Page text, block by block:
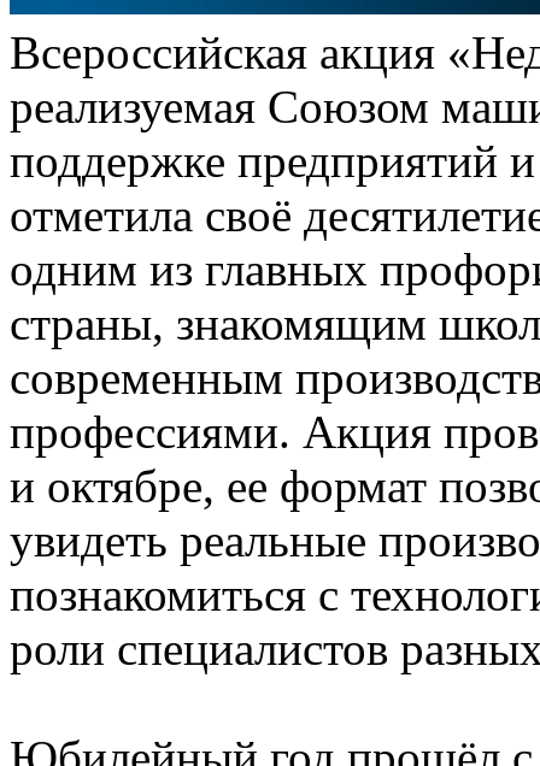
Всероссийская акция
реализуемая Союзом
поддержке предприятий
отметила своё
одним из главных
страны, знакомящим
современным
профессиями. Акция
и октябре, ее формат
увидеть реальные
познакомиться с
роли специалистов